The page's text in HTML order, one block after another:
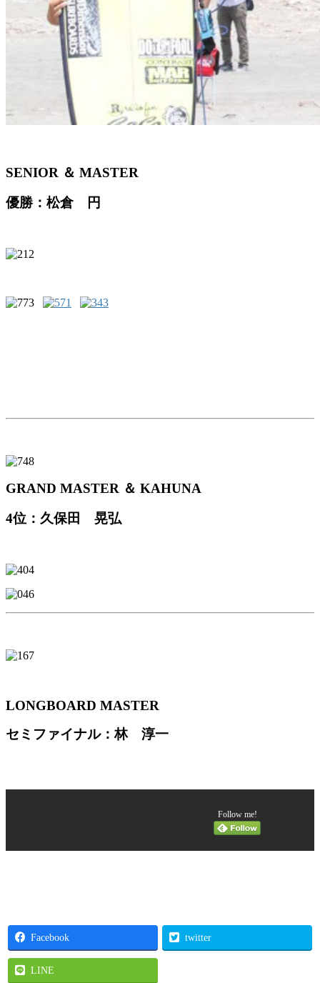
SENIOR ＆ MASTER
優勝：松倉 円
GRAND MASTER ＆ KAHUNA
4位：久保田 晃弘
LONGBOARD MASTER
セミファイナル：林 淳一
Follow me!
Facebook twitter
LINE